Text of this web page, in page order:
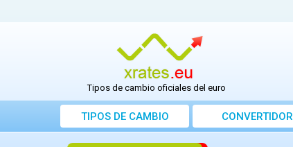
Tipos de cambio oficiales del euro
TIPOS DE CAMBIO CONVERTIDOR